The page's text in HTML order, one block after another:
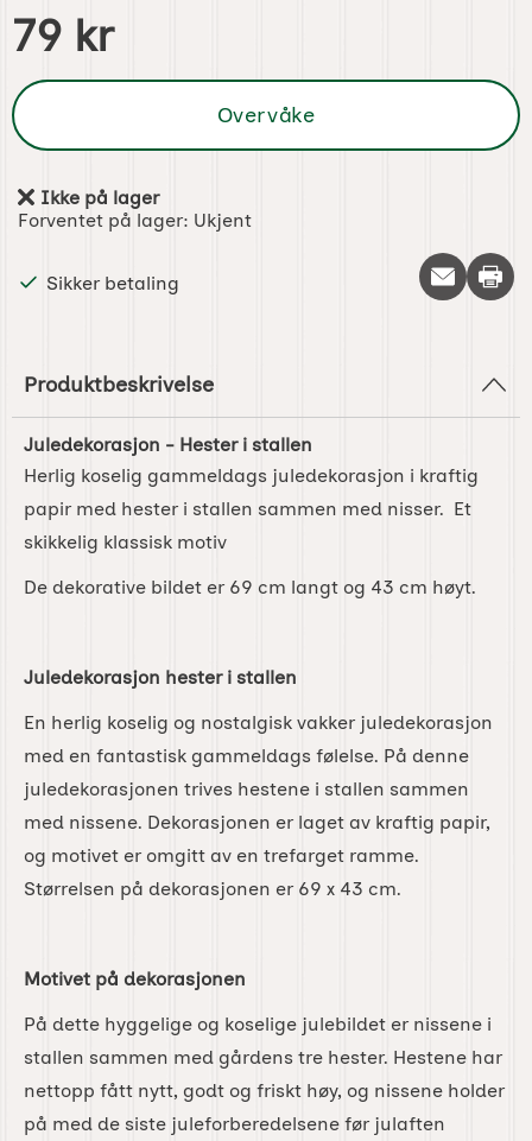
Handle dette produktet, Julepynt hester i stall
pris
79 kr
Overvåke
Produkttilgjengelighet:
Ikke på lager
Forventet på lager: Ukjent
Sikker betaling Skriv
Produktbeskrivelse
Juledekorasjon - Hester i stallen
Herlig koselig gammeldags juledekorasjon i kraftig
papir med hester i stallen sammen med nisser. Et
skikkelig klassisk motiv
De dekorative bildet er 69 cm langt og 43 cm høyt.
Juledekorasjon hester i stallen
En herlig koselig og nostalgisk vakker juledekorasjon
med en fantastisk gammeldags følelse. På denne
juledekorasjonen trives hestene i stallen sammen
med nissene. Dekorasjonen er laget av kraftig papir,
og motivet er omgitt av en trefarget ramme.
Størrelsen på dekorasjonen er 69 x 43 cm.
Motivet på dekorasjonen
På dette hyggelige og koselige julebildet er nissene i
stallen sammen med gårdens tre hester. Hestene har
nettopp fått nytt, godt og friskt høy, og nissene holder
på med de siste juleforberedelsene før julaften